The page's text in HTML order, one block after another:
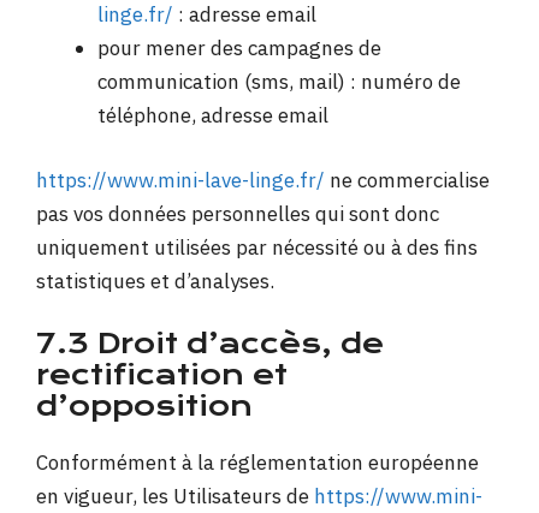
linge.fr/ : adresse email
pour mener des campagnes de
communication (sms, mail) : numéro de
téléphone, adresse email
https://www.mini-lave-linge.fr/ ne commercialise
pas vos données personnelles qui sont donc
uniquement utilisées par nécessité ou à des fins
statistiques et d’analyses.
7.3 Droit d’accès, de
rectification et
d’opposition
Conformément à la réglementation européenne
en vigueur, les Utilisateurs de https://www.mini-